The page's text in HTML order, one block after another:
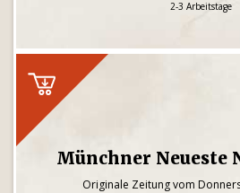
2-3 Arbeitstage
Münchner Neueste
Originale Zeitung vom